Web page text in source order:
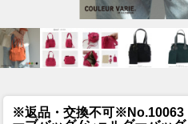
※返品・交換不可※ No.10063